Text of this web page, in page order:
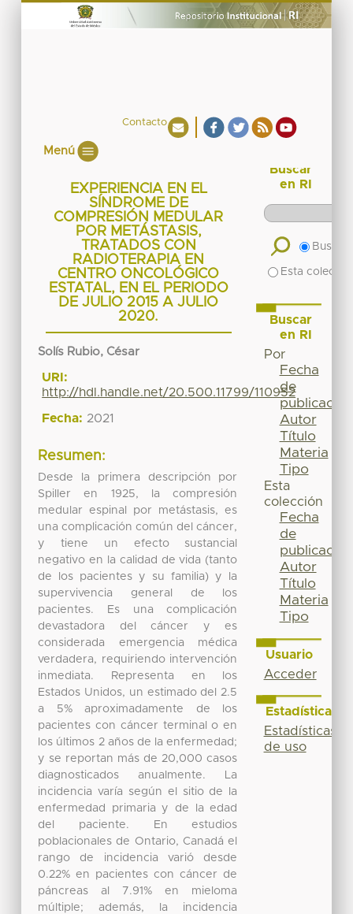
Contacto
Menú
EXPERIENCIA EN EL
SÍNDROME DE
COMPRESIÓN MEDULAR
POR METÁSTASIS,
TRATADOS CON
RADIOTERAPIA EN
CENTRO ONCOLÓGICO
ESTATAL, EN EL PERIODO
DE JULIO 2015 A JULIO
2020.
Solís Rubio, César
URI:
http://hdl.handle.net/20.500.11799/110952
Fecha: 2021
Resumen:
Desde la primera descripción por
Spiller en 1925, la compresión
medular espinal por metástasis, es
una complicación común del cáncer,
y tiene un efecto sustancial
negativo en la calidad de vida (tanto
de los pacientes y su familia) y la
supervivencia general de los
pacientes. Es una complicación
devastadora del cáncer y es
considerada emergencia médica
verdadera, requiriendo intervención
inmediata. Representa en los
Estados Unidos, un estimado del 2.5
a 5% aproximadamente de los
pacientes con cáncer terminal o en
los últimos 2 años de la enfermedad;
y se reportan más de 20,000 casos
diagnosticados anualmente. La
incidencia varía según el sitio de la
enfermedad primaria y de la edad
del paciente. En estudios
poblacionales de Ontario, Canadá el
rango de incidencia varió desde
0.22% en pacientes con cáncer de
páncreas al 7.91% en mieloma
múltiple; además, la incidencia
Buscar
en RI
Buscar
Esta
Buscar
en RI
Por
Fecha
de
publicación
Autor
Título
Materia
Tipo
Esta
colección
Fecha
de
publicación
Autor
Título
Materia
Tipo
Usuario
Acceder
Estadísticas
Estadísticas
de uso